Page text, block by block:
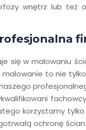
wnętrz lub też
się w malowaniu
malowanie to nie
korzystamy
ochronę